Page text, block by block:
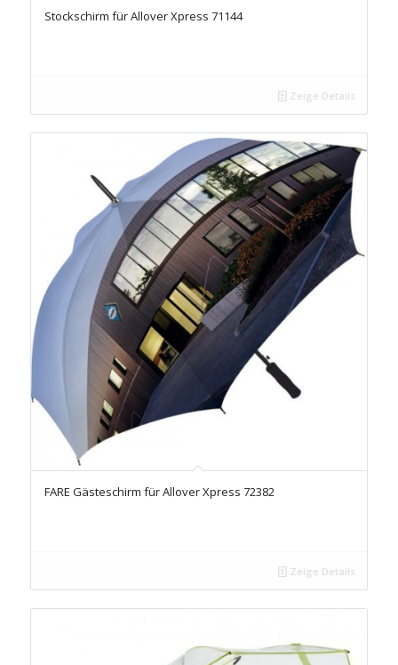
Stockschirm für Allover Xpress 71144
Zeige Details
FARE Gästeschirm für Allover Xpress 72382
Zeige Details